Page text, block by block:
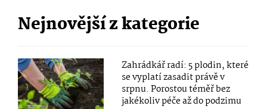
Nejnovější z kategorie
Zahrádkář radí: 5 plodin, které
se vyplatí zasadit právě v
srpnu. Porostou téměř bez
jakékoliv péče až do podzimu